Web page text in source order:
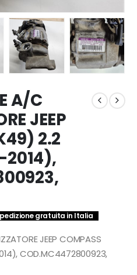
A/C
JEEP
2.2
2014),
gratuita in Italia
JEEP COMPASS
COD.MC4472800923,